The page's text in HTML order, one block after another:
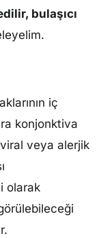
bulaşıcı
iç
konjonktiva
veya alerjik
olarak